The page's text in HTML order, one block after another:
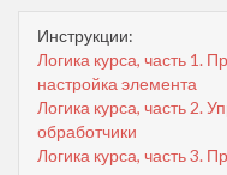
Инструкции:
Логика курса, часть 1.
настройка элемента
Логика курса, часть 2.
обработчики
Логика курса, часть 3.